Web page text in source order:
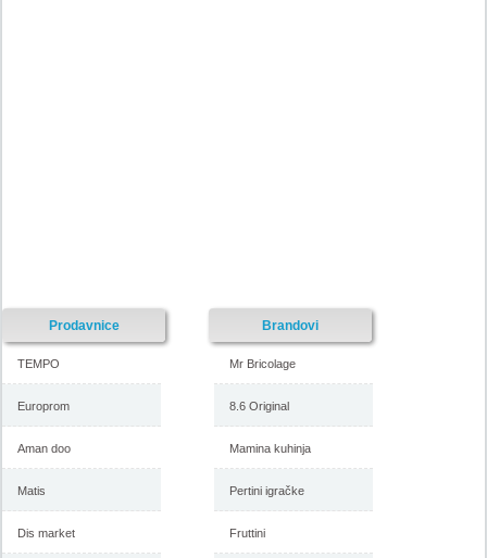
Prodavnice
TEMPO
Europrom
Aman doo
Matis
Dis market
Brandovi
Mr Bricolage
8.6 Original
Mamina kuhinja
Pertini igračke
Fruttini